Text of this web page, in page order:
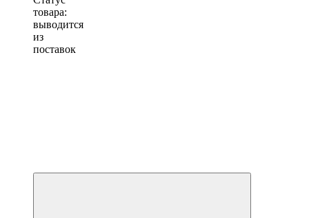
товара:
выводится
из
поставок